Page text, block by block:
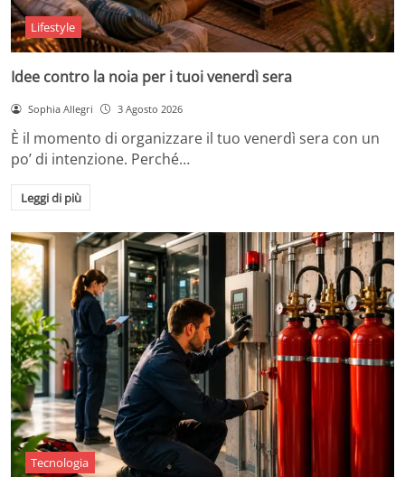
Lifestyle
Idee contro la noia per i tuoi venerdì sera
Sophia Allegri 3 Agosto 2026
È il momento di organizzare il tuo venerdì sera con un
po’ di intenzione. Perché…
Leggi di più
Tecnologia